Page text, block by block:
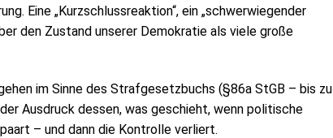
Eine „Kurzschlussreaktion“, ein „schwerwiegender
den Zustand unserer Demokratie als viele große
im Sinne des Strafgesetzbuchs (§86a StGB – bis zu
Ausdruck dessen, was geschieht, wenn politische
– und dann die Kontrolle verliert.